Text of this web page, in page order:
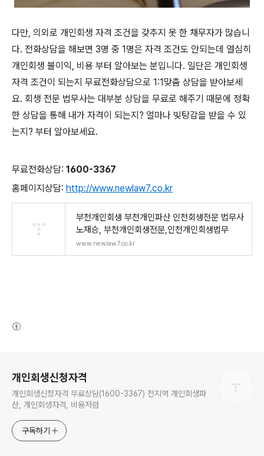
다만, 의외로 개인회생 자격 조건을 갖추지 못 한 채무자가 많습니
다. 전화상담을 해보면 3명 중 1명은 자격 조건도 안되는데 열심히
개인회생 불이익, 비용 부터 알아보는 분입니다. 일단은 개인회생
자격 조건이 되는지 무료전화상담으로 1:1맞춤 상담을 받아보세
요. 회생 전문 법무사는 대부분 상담을 무료로 해주기 때문에 정확
한 상담을 통해 내가 자격이 되는지? 얼마나 빚탕감을 받을 수 있
는지? 부터 알아보세요.
무료전화상담: 1600-3367
홈페이지상담: http://www.newlaw7.co.kr
부천개인회생 부천개인파산 인천회생전문 법무사
노재승, 부천개인회생전문,인천개인회생법무
www.newlaw7.co.kr
개인회생신청자격
개인회생신청자격 무료상담(1600-3367) 전지역 개인회생파
산, 개인회생자격, 비용저렴
구독하기